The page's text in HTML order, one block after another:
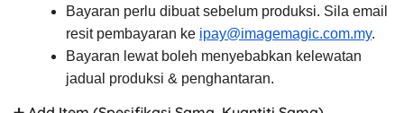
Bayaran perlu dibuat sebelum produksi. Sila email
resit pembayaran ke ipay@imagemagic.com.my.
Bayaran lewat boleh menyebabkan kelewatan
jadual produksi & penghantaran.